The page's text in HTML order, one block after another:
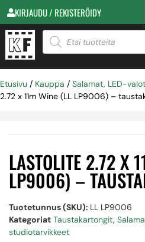
KIRJAUDU / REKISTERÖIDY
Etusivu / Kauppa / Salamat, LED-
2.72 x 11m Wine (LL LP9006) –
LASTOLITE 2.72 X
LP9006) –
Tuotetunnus (SKU): LL LP9006
Kategoriat Taustakartongit,
studiotarvikkeet